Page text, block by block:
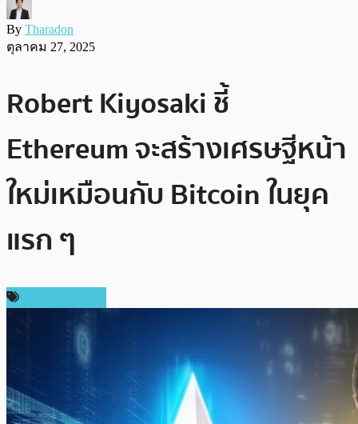
By Tharadon
ตุลาคม 27, 2025
Robert Kiyosaki ชี้
Ethereum จะสร้างเศรษฐีหน้า
ใหม่เหมือนกับ Bitcoin ในยุค
แรก ๆ